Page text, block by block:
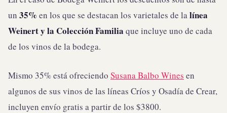
un 35% en los que se destacan los varietales de lalínea
Weinert y la Colección Familia que incluye uno de cada
de los vinos de la bodega.
Mismo 35% está ofreciendo Susana Balbo Wines en
algunos de sus vinos de las líneas Críos y Osadía de Crear,
incluyen envío gratis a partir de los $3800.